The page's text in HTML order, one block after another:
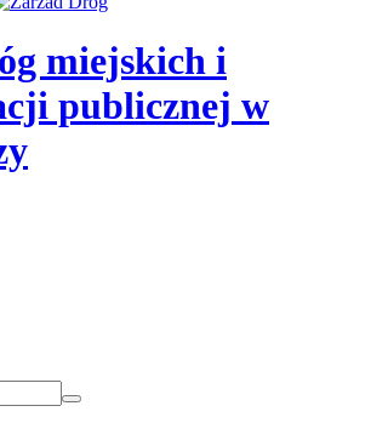
miejskich i
publicznej w